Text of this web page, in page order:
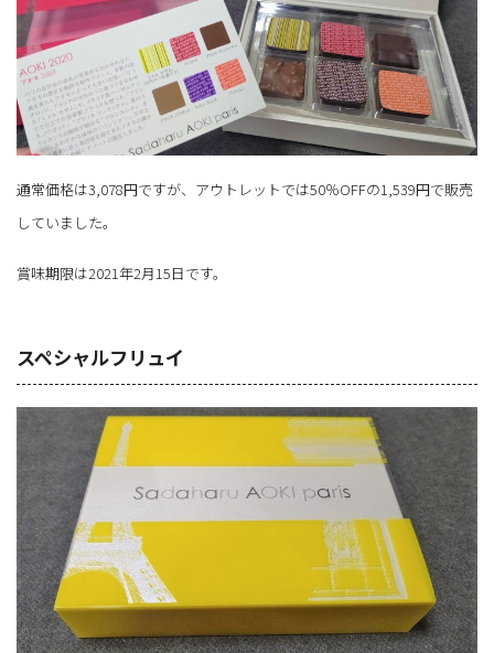
通常価格は3,078円ですが、アウトレットでは50％OFFの1,539円で販売
していました。
賞味期限は2021年2月15日です。
スペシャルフリュイ